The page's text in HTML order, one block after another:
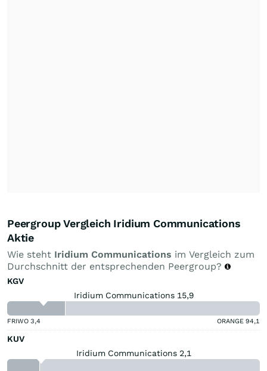
Peergroup Vergleich Iridium Communications
Aktie
Wie steht Iridium Communications im Vergleich zum
Durchschnitt der entsprechenden Peergroup?
KGV
Iridium Communications 15,9
FRIWO 3,4 ORANGE 94,1
KUV
Iridium Communications 2,1